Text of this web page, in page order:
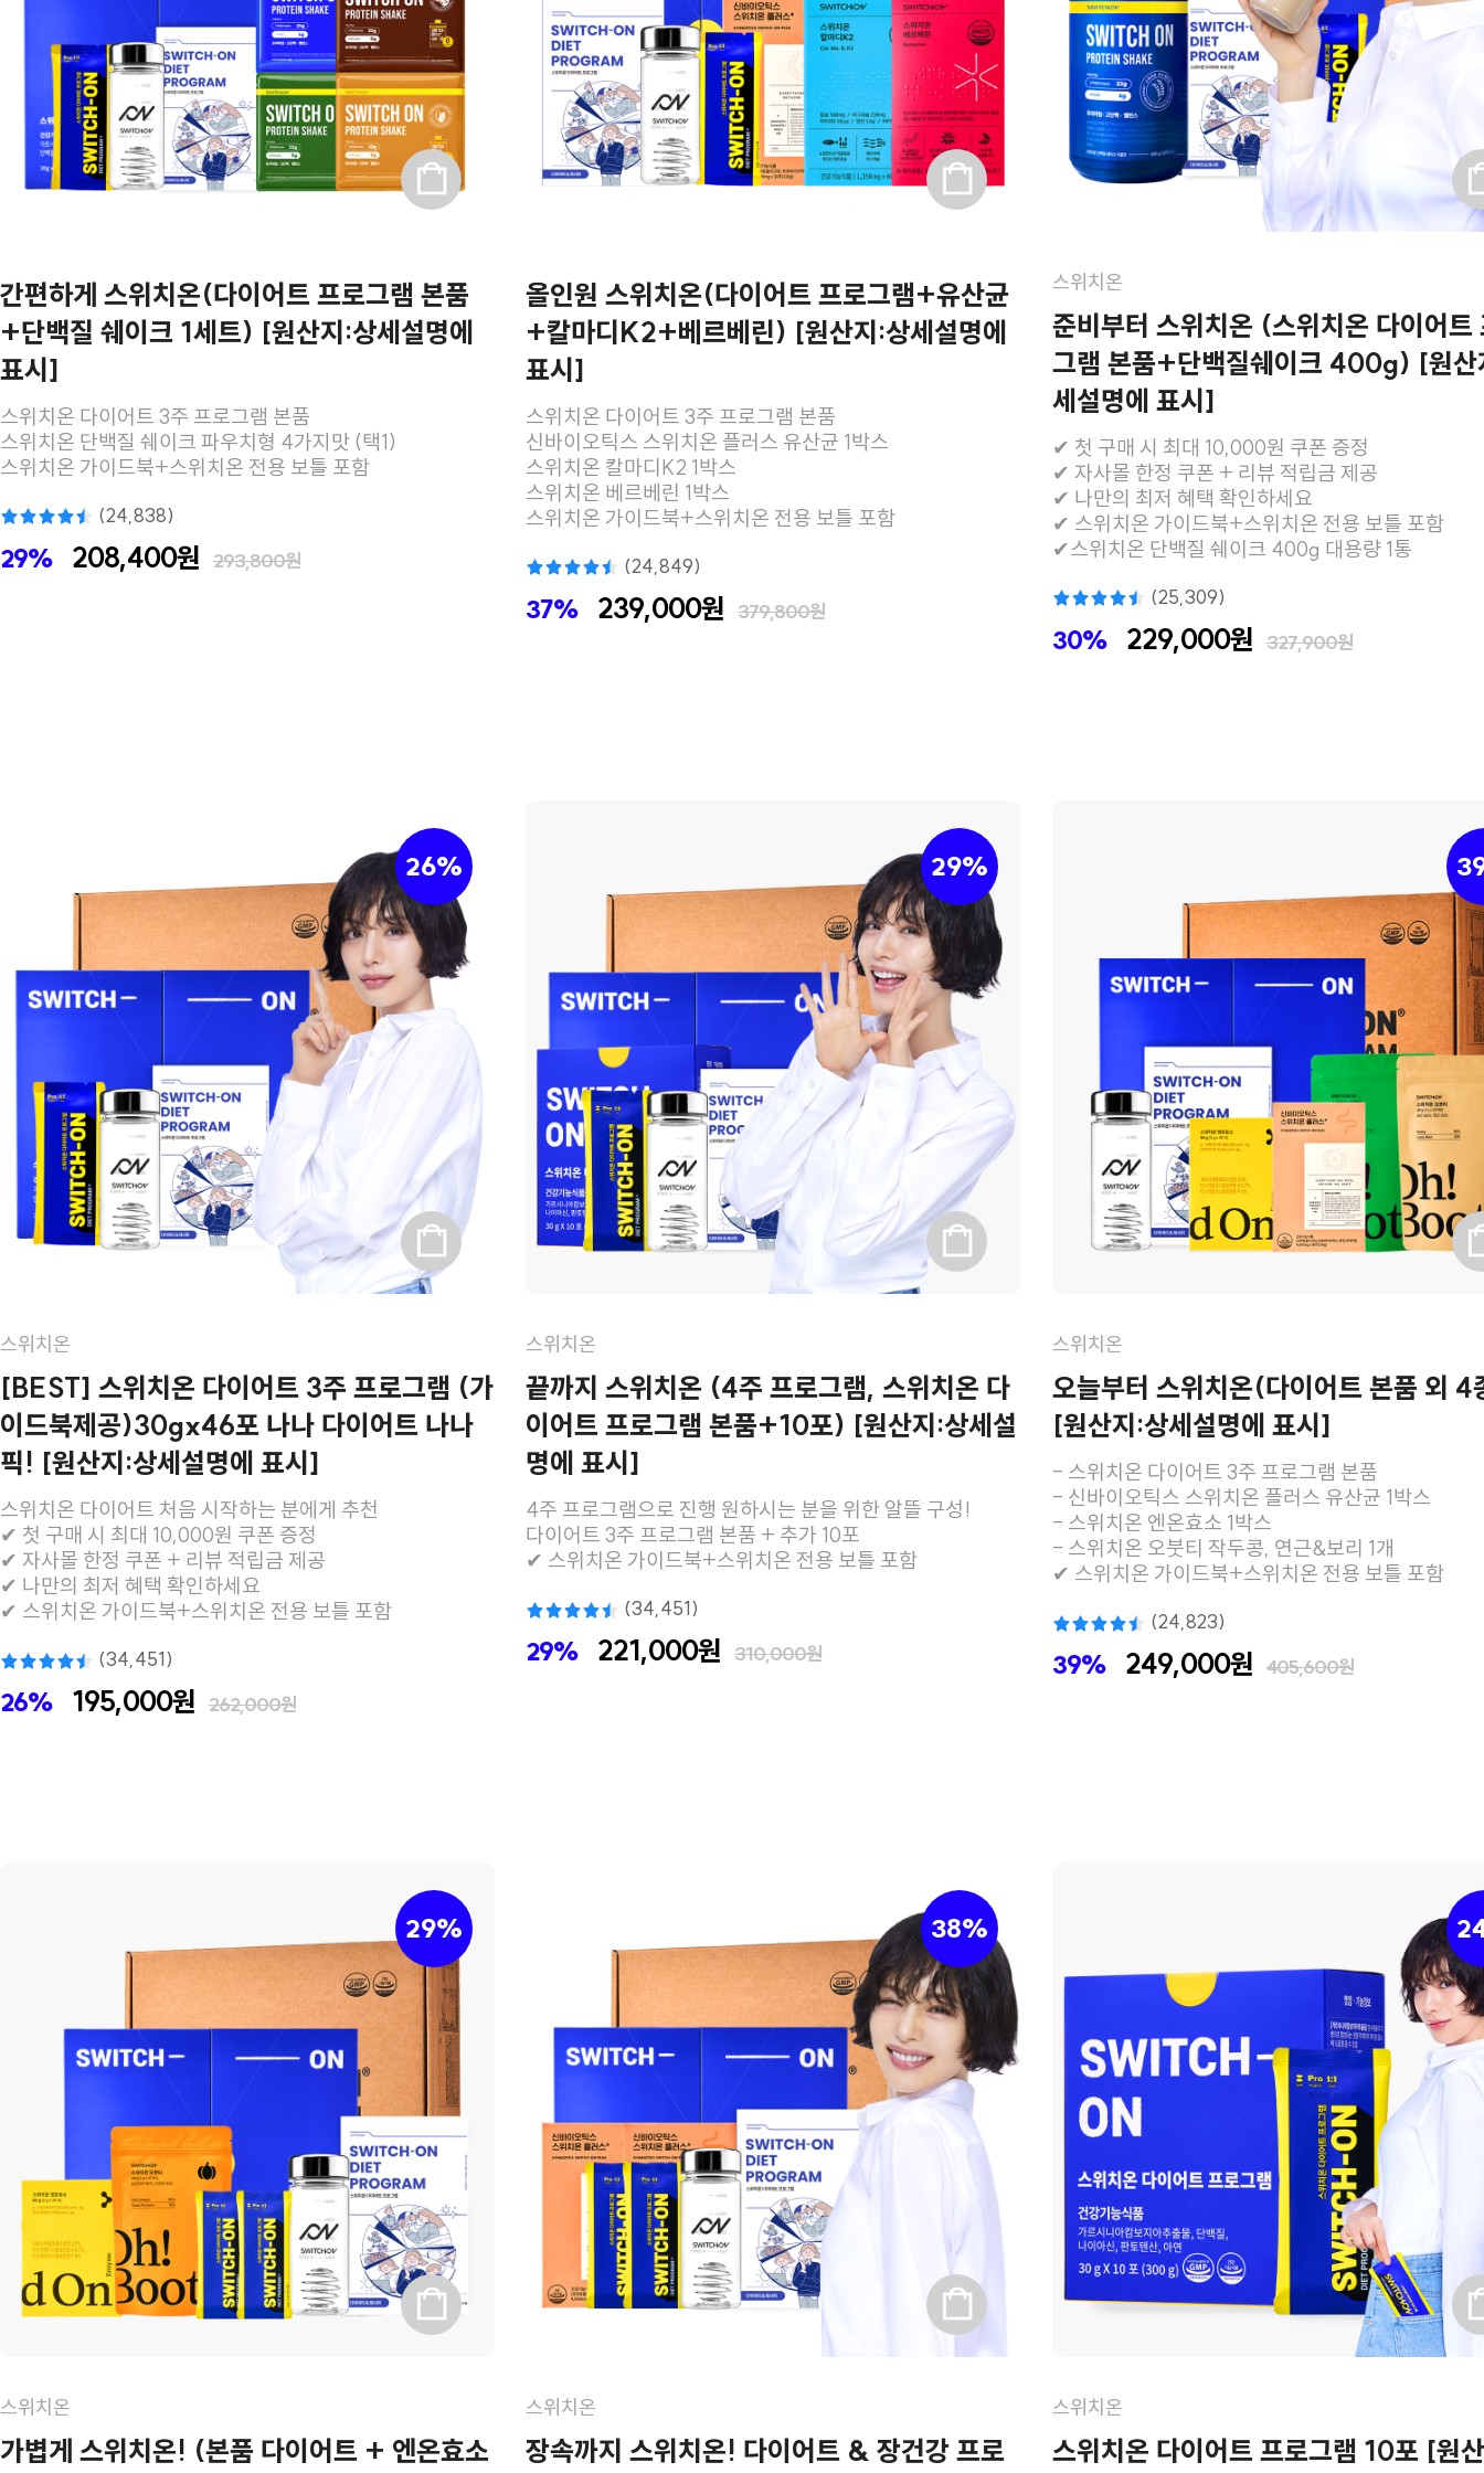
간편하게 스위치온(다이어트 프로그램 본품
+단백질 쉐이크 1세트) [원산지:상세설명에
표시]
스위치온 다이어트 3주 프로그램 본품
스위치온 단백질 쉐이크 파우치형 4가지맛 (택1)
스위치온 가이드북+스위치온 전용 보틀 포함
(24,838)
29% 208,400원 293,800원
올인원 스위치온(다이어트 프로그램+유산균
+칼마디K2+베르베린) [원산지:상세설명에
표시]
스위치온 다이어트 3주 프로그램 본품
신바이오틱스 스위치온 플러스 유산균 1박스
스위치온 칼마디K2 1박스
스위치온 베르베린 1박스
스위치온 가이드북+스위치온 전용 보틀 포함
(24,849)
37% 239,000원 379,800원
스위치온
준비부터 스위치온 (스위치온 다이어트
그램 본품+단백질쉐이크 400g) [원산
세설명에 표시]
✔ 첫 구매 시 최대 10,000원 쿠폰 증정
✔ 자사몰 한정 쿠폰 + 리뷰 적립금 제공
✔ 나만의 최저 혜택 확인하세요
✔ 스위치온 가이드북+스위치온 전용 보틀 포함
✔스위치온 단백질 쉐이크 400g 대용량 1통
(25,309)
30% 229,000원 327,900원
26%
스위치온
[BEST] 스위치온 다이어트 3주 프로그램 (가
이드북제공)30gx46포 나나 다이어트 나나
픽! [원산지:상세설명에 표시]
스위치온 다이어트 처음 시작하는 분에게 추천
✔ 첫 구매 시 최대 10,000원 쿠폰 증정
✔ 자사몰 한정 쿠폰 + 리뷰 적립금 제공
✔ 나만의 최저 혜택 확인하세요
✔ 스위치온 가이드북+스위치온 전용 보틀 포함
(34,451)
26% 195,000원 262,000원
29%
스위치온
끝까지 스위치온 (4주 프로그램, 스위치온 다
이어트 프로그램 본품+10포) [원산지:상세설
명에 표시]
4주 프로그램으로 진행 원하시는 분을 위한 알뜰 구성!
다이어트 3주 프로그램 본품 + 추가 10포
✔ 스위치온 가이드북+스위치온 전용 보틀 포함
(34,451)
29% 221,000원 310,000원
스위치온
오늘부터 스위치온(다이어트 본품 외 4
[원산지:상세설명에 표시]
- 스위치온 다이어트 3주 프로그램 본품
- 신바이오틱스 스위치온 플러스 유산균 1박스
- 스위치온 엔온효소 1박스
- 스위치온 오붓티 작두콩, 연근&보리 1개
✔ 스위치온 가이드북+스위치온 전용 보틀 포함
(24,823)
39% 249,000원 405,600원
29%
스위치온
가볍게 스위치온! (본품 다이어트 + 엔온효소
38%
스위치온
장속까지 스위치온! 다이어트 & 장건강 프로
스위치온
스위치온 다이어트 프로그램 10포 [원